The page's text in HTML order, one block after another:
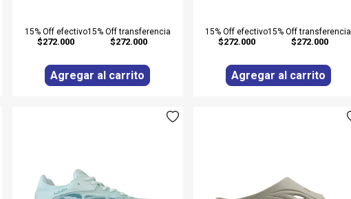
15% Off efectivo
$272.000
15% Off transferencia
$272.000
Agregar al carrito
15% Off efectivo
$272.000
15% Off transferencia
$272.000
Agregar al carrito